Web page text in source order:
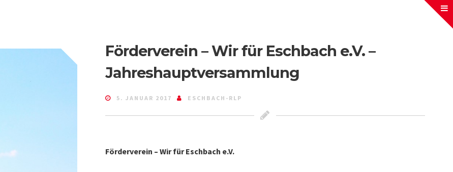
Förderverein – Wir für Eschbach e.V. –
Jahreshauptversammlung
5. JANUAR 2017 ESCHBACH-RLP
Förderverein – Wir für Eschbach e.V.